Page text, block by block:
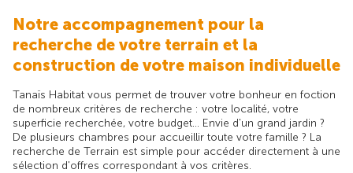
Notre accompagnement pour la
recherche de votre terrain et la
construction de votre maison individuelle
Tanaïs Habitat vous permet de trouver votre bonheur en foction
de nombreux critères de recherche : votre localité, votre
superficie recherchée, votre budget... Envie d'un grand jardin ?
De plusieurs chambres pour accueillir toute votre famille ? La
recherche de Terrain est simple pour accéder directement à une
sélection d'offres correspondant à vos critères.